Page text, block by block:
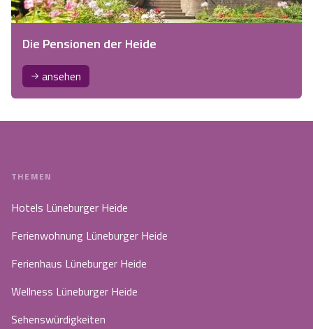
Die Pensionen der Heide
ansehen
THEMEN
Hotels Lüneburger Heide
Ferienwohnung Lüneburger Heide
Ferienhaus Lüneburger Heide
Wellness Lüneburger Heide
Sehenswürdigkeiten